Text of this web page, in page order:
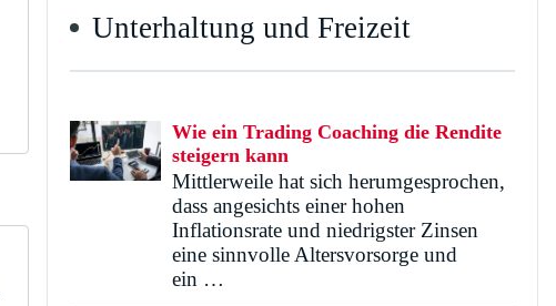
Unterhaltung und Freizeit
Wie ein Trading Coaching die Rendite
steigern kann
Mittlerweile hat sich herumgesprochen,
dass angesichts einer hohen
Inflationsrate und niedrigster Zinsen
eine sinnvolle Altersvorsorge und
ein …